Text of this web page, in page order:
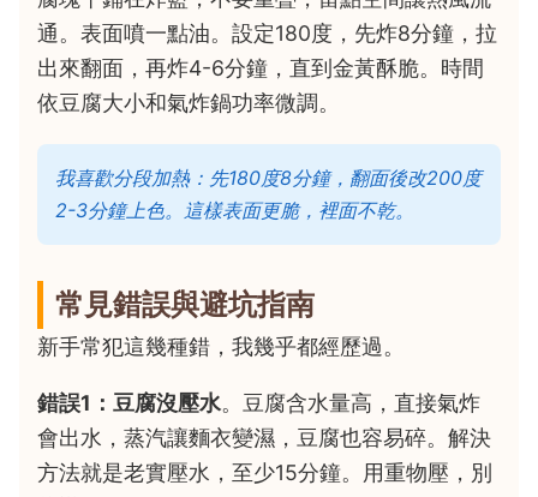
通。表面噴一點油。設定180度，先炸8分鐘，拉
出來翻面，再炸4-6分鐘，直到金黃酥脆。時間
依豆腐大小和氣炸鍋功率微調。
我喜歡分段加熱：先180度8分鐘，翻面後改200度
2-3分鐘上色。這樣表面更脆，裡面不乾。
常見錯誤與避坑指南
新手常犯這幾種錯，我幾乎都經歷過。
錯誤1：豆腐沒壓水。豆腐含水量高，直接氣炸
會出水，蒸汽讓麵衣變濕，豆腐也容易碎。解決
方法就是老實壓水，至少15分鐘。用重物壓，別